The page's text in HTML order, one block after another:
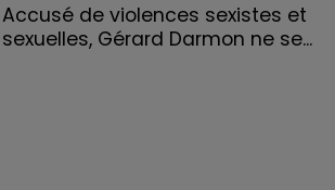
Accusé de violences sexistes et
sexuelles, Gérard Darmon ne se...